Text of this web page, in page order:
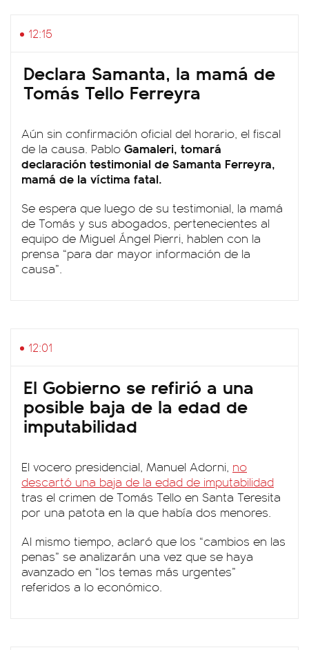
12:15
Declara Samanta, la mamá de
Tomás Tello Ferreyra
Aún sin confirmación oficial del horario, el fiscal
de la causa. Pablo Gamaleri, tomará
declaración testimonial de Samanta Ferreyra,
mamá de la víctima fatal.
Se espera que luego de su testimonial, la mamá
de Tomás y sus abogados, pertenecientes al
equipo de Miguel Ángel Pierri, hablen con la
prensa “para dar mayor información de la
causa”.
12:01
El Gobierno se refirió a una
posible baja de la edad de
imputabilidad
El vocero presidencial, Manuel Adorni, no
descartó una baja de la edad de imputabilidad
tras el crimen de Tomás Tello en Santa Teresita
por una patota en la que había dos menores.
Al mismo tiempo, aclaró que los “cambios en las
penas” se analizarán una vez que se haya
avanzado en “los temas más urgentes”
referidos a lo económico.